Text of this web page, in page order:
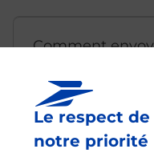
Le respect
notre priorité
Comment
Est-il possible
emballage